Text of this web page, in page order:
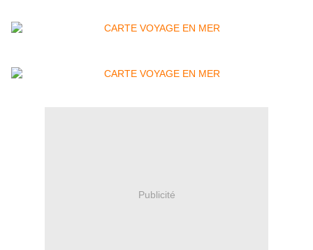
Publicité